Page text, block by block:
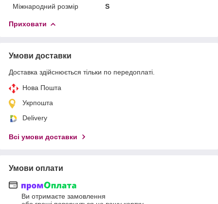
Міжнародний розмір
S
Приховати
Умови доставки
Доставка здійснюється тільки по передоплаті.
Нова Пошта
Укрпошта
Delivery
Всі умови доставки
Умови оплати
Ви отримаєте замовлення